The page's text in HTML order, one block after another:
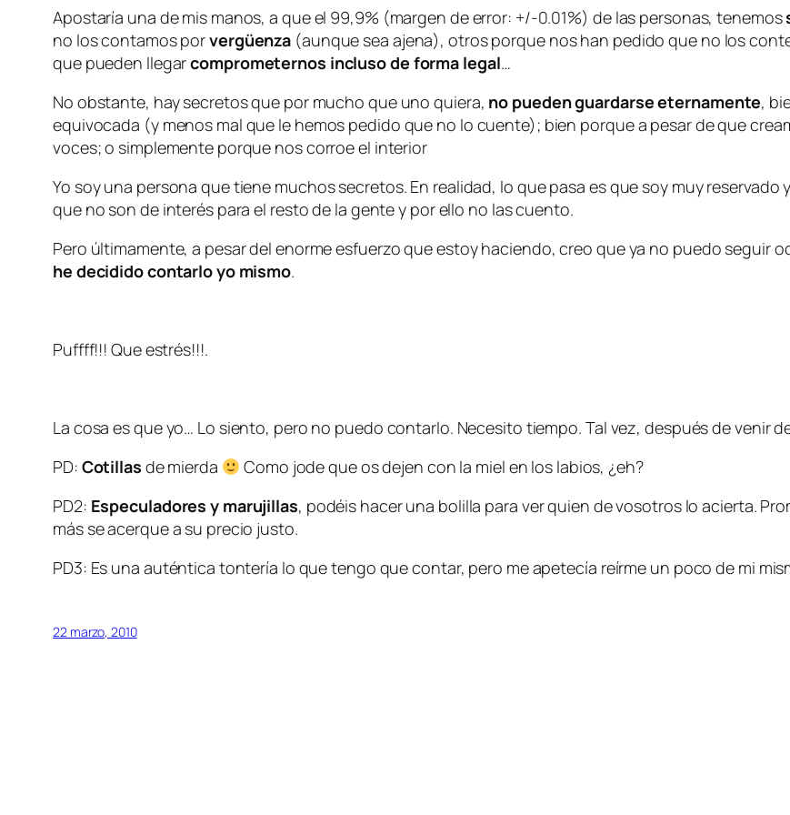
Apostaría una de mis manos, a que el 99,9% (margen de error: +/-0.01%) de las personas, tenemos
no los contamos porvergüenza (aunque sea ajena), otros porque nos han pedido que no los
que pueden llegarcomprometernos incluso de forma legal…
No obstante, hay secretos que por mucho que uno quiera, no pueden guardarse eternamente,
equivocada (y menos mal que le hemos pedido que no lo cuente); bien porque a pesar de que
voces; o simplemente porque nos corroe el interior
Yo soy una persona que tiene muchos secretos. En realidad, lo que pasa es que soy muy
que no son de interés para el resto de la gente y por ello no las cuento.
Pero últimamente, a pesar del enorme esfuerzo que estoy haciendo, creo que ya no puedo seguir
he decidido contarlo yo mismo.
Puffff!!! Que estrés!!!.
La cosa es que yo… Lo siento, pero no puedo contarlo. Necesito tiempo. Tal vez, después de venir
PD: Cotillas de mierda
Como jode que os dejen con la miel en los labios, ¿eh?
PD2: Especuladores y marujillas, podéis hacer una bolilla para ver quien de vosotros lo acierta.
más se acerque a su precio justo.
PD3: Es una auténtica tontería lo que tengo que contar, pero me apetecía reírme un poco de mi
22 marzo, 2010